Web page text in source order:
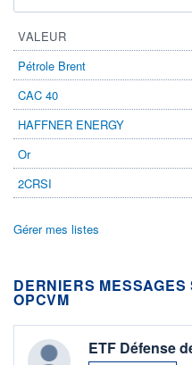
VALEUR
Pétrole Brent
CAC 40
HAFFNER ENERGY
Or
2CRSI
Gérer mes listes
DERNIERS
OPCVM
ETF Défense